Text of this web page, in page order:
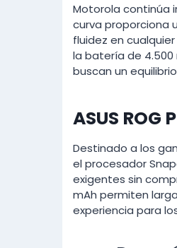
Motorola continúa
curva proporciona
fluidez en
la batería de
buscan un
ASUS ROG
Destinado a los
el procesador
exigentes sin
mAh permiten
experiencia para